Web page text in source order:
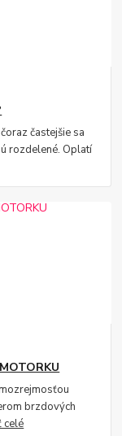
častejšie sa
rozdelené. Oplatí
brzdových
celé